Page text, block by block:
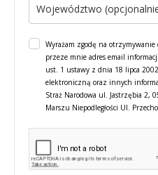
Wyrażam zgodę na
przeze mnie adres email
ust. 1 ustawy z dnia 18 lipca
elektroniczną oraz innych
Straż Narodowa ul. Jastrzębia 2,
Marszu Niepodległości Ul.